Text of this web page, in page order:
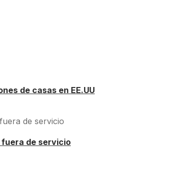
de casas en EE.UU
fuera de servicio